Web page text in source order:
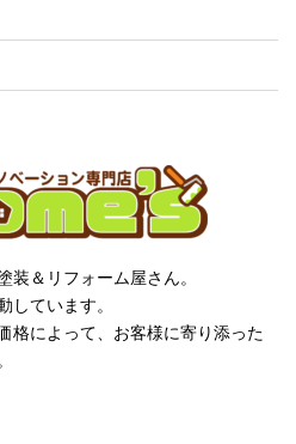
装＆リフォーム屋さん。
しています。
格によって、お客様に寄り添った